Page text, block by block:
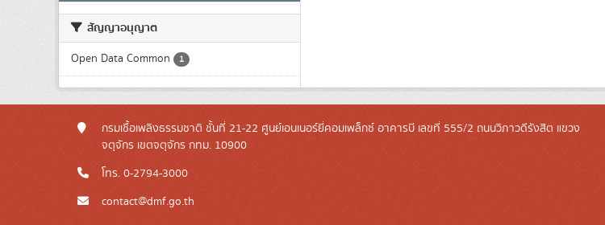
สัญญาอนุญาต
Open Data Common 1
กรมเชื้อเพลิงธรรมชาติ ชั้นที่ 21-22 ศูนย์เอนเนอร์ยี่คอมเพล็กซ์ อาคารบี เลขที่ 555/2 ถนนวิภาวดีรังสิต แขวง
จตุจักร เขตจตุจักร กทม. 10900
โทร. 0-2794-3000
contact@dmf.go.th